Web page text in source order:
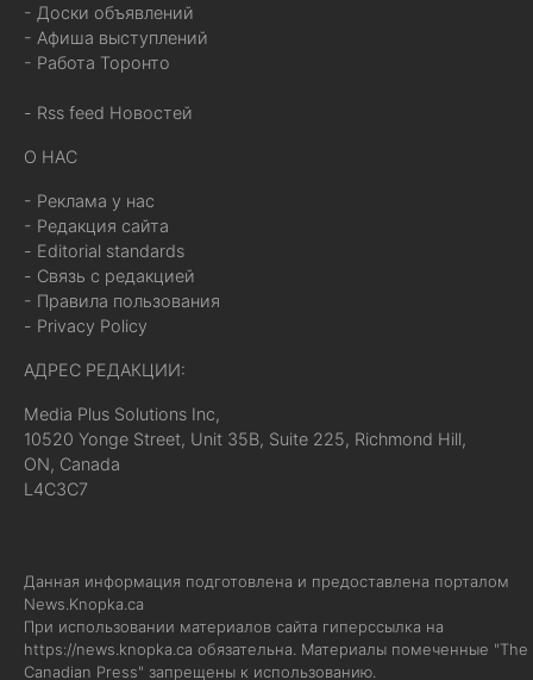
- Доски объявлений
- Афиша выступлений
- Работа Торонто
- Rss feed Новостей
О НАС
- Реклама у нас
- Редакция сайта
- Editorial standards
- Связь с редакцией
- Правила пользования
- Privacy Policy
АДРЕС РЕДАКЦИИ:
Media Plus Solutions Inc,
10520 Yonge Street, Unit 35B, Suite 225, Richmond Hill,
ON, Canada
L4C3C7
Данная информация подготовлена и предоставлена порталом
News.Knopka.ca
При использовании материалов сайта гиперссылка на
https://news.knopka.ca обязательна. Материалы помеченные "The
Canadian Press" запрещены к использованию.